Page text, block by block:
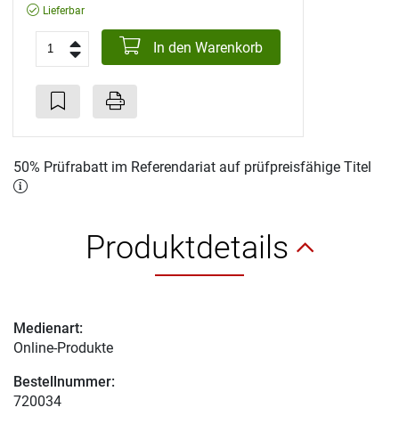
Lieferbar
In den Warenkorb
50% Prüfrabatt im Referendariat auf prüfpreisfähige Titel
Produktdetails
Medienart:
Online-Produkte
Bestellnummer:
720034